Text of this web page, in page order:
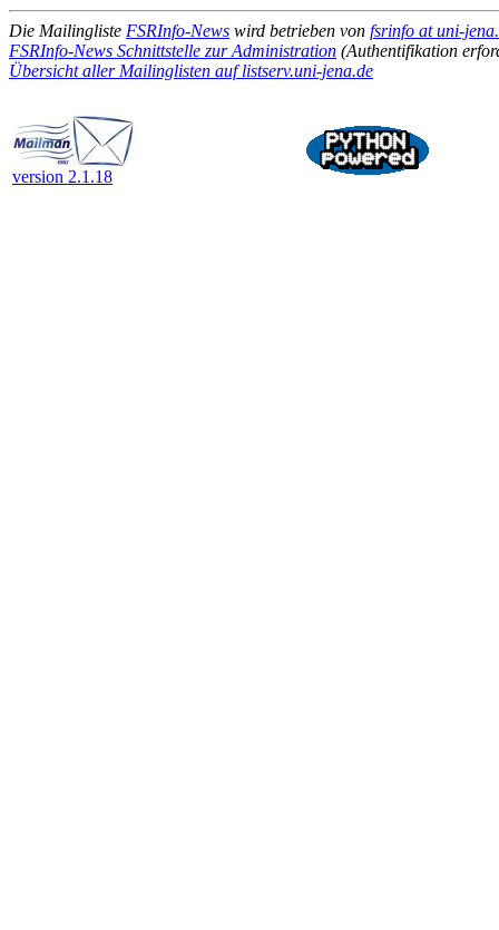
Die Mailingliste FSRInfo-News wird betrieben von fsrinfo at uni-
FSRInfo-News Schnittstelle zur Administration (Authentifikation
Übersicht aller Mailinglisten auf listserv.uni-jena.de
version 2.1.18